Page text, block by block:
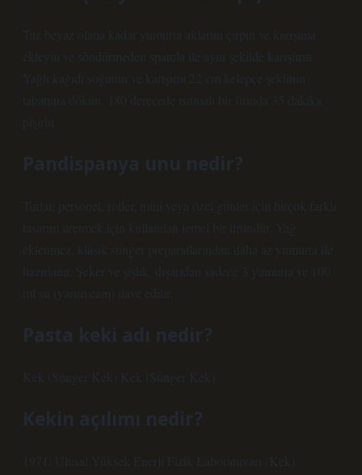
Tuz beyaz olana kadar yumurta aklarını çırpın ve karışıma
ekleyin ve söndürmeden spatula ile aynı şekilde karıştırın.
Yağlı kağıdı soğutun ve karışımı 22 cm kelepçe şeklinin
tabanına dökün. 180 derecede ısıtmalı bir fırında 35 dakika
pişirin.
Pandispanya unu nedir?
Turlar, personel, roller, mini veya özel günler için birçok farklı
tasarım üretmek için kullanılan temel bir üründür. Yağ
eklenmez, klasik sünger preparatlarından daha az yumurta ile
hazırlanır. Şeker ve şişlik, dışarıdan sadece 3 yumurta ve 100
ml su (yarım cam) ilave edilir.
Pasta keki adı nedir?
Kek (Sünger Kek) Kek (Sünger Kek)
Kekin açılımı nedir?
1971: Ulusal Yüksek Enerji Fizik Laboratuvarı (Kek)